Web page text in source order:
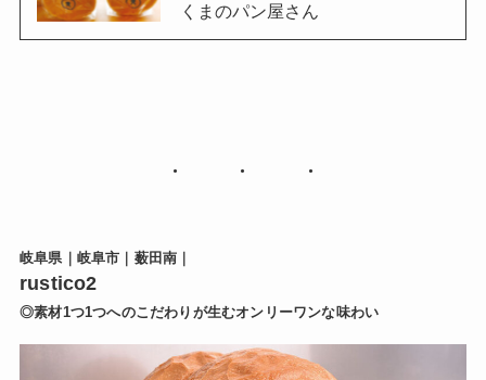
くまのパン屋さん
岐阜県｜岐阜市｜薮田南｜
rustico2
◎素材1つ1つへのこだわりが生むオンリーワンな味わい